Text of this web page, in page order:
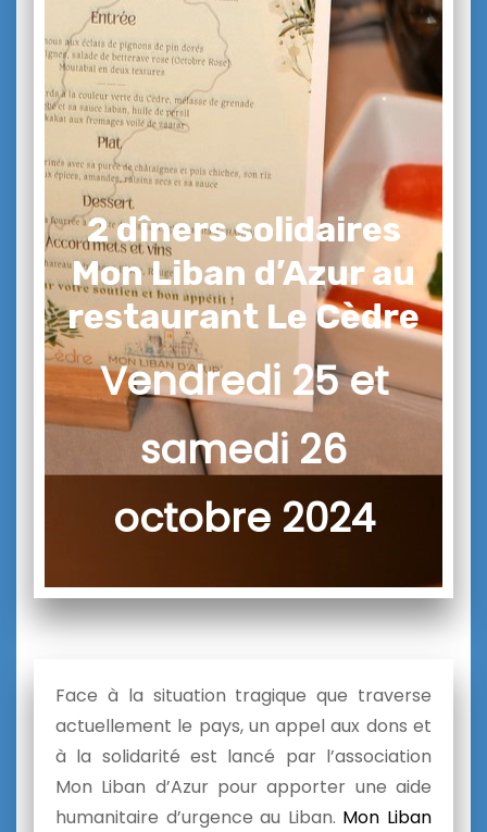
2 dîners solidaires
Mon Liban d’Azur au
restaurant Le Cèdre
Vendredi 25 et
samedi 26
octobre 2024
Face à la situation tragique que traverse
actuellement le pays, un appel aux dons et
à la solidarité est lancé par l’association
Mon Liban d’Azur pour apporter une aide
humanitaire d’urgence au Liban. Mon Liban